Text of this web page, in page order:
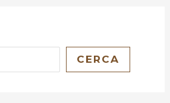
CERCA